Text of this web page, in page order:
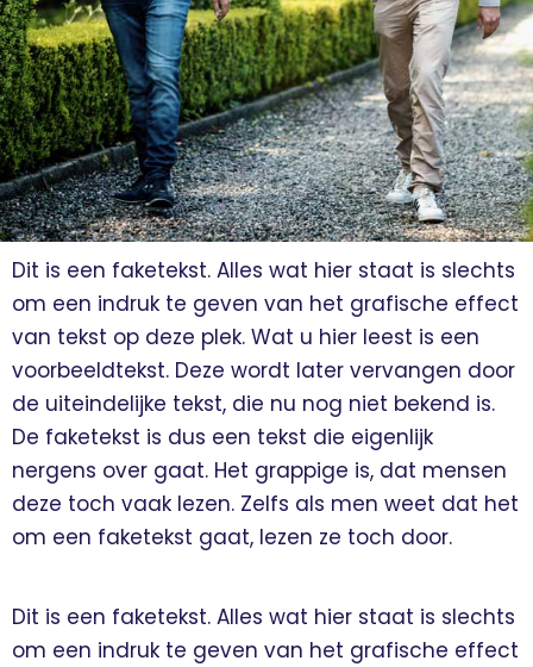
Dit is een faketekst. Alles wat hier staat is slechts
om een indruk te geven van het grafische effect
van tekst op deze plek. Wat u hier leest is een
voorbeeldtekst. Deze wordt later vervangen door
de uiteindelijke tekst, die nu nog niet bekend is.
De faketekst is dus een tekst die eigenlijk
nergens over gaat. Het grappige is, dat mensen
deze toch vaak lezen. Zelfs als men weet dat het
om een faketekst gaat, lezen ze toch door.
Dit is een faketekst. Alles wat hier staat is slechts
om een indruk te geven van het grafische effect